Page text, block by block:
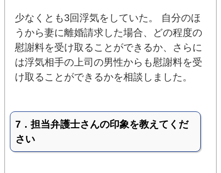
少なくとも3回浮気をしていた。 自分のほ
うから妻に離婚請求した場合、どの程度の
慰謝料を受け取ることができるか、さらに
は浮気相手の上司の男性からも慰謝料を受
け取ることができるかを相談しました。
7．担当弁護士さんの印象を教えてくだ
さい